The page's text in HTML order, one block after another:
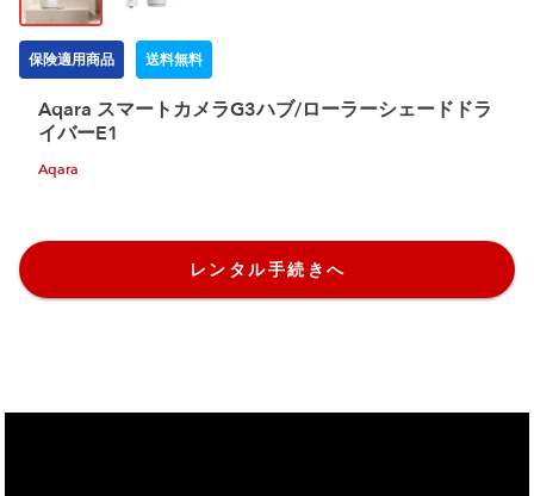
保険適用商品 送料無料
Aqara スマートカメラG3ハブ/ローラーシェードドラ
イバーE1
Aqara
レンタル手続きへ